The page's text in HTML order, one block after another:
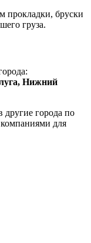
прокладки, бруски
груза.
Нижний
другие города по
для